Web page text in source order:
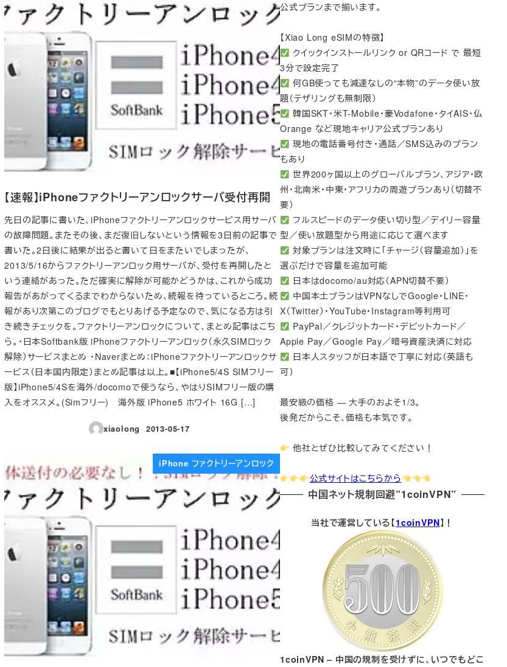
【速報】iPhoneファクトリーアンロックサーバ受付再開
先日の記事に書いた、iPhoneファクトリーアンロックサービス用サーバ
の故障問題。またその後、まだ復旧しないという情報を3日前の記事で
書いた。2日後に結果が出ると書いて日をまたいでしまったが、
2013/5/16からファクトリーアンロック用サーバが、受付を再開したと
いう連絡があった。ただ確実に解除が可能かどうかは、これから成功
報告があがってくるまでわからないため、続報を待っているところ。続
報があり次第このブログでもとりあげる予定なので、気になる方は引
き続きチェックを。ファクトリーアンロックについて、まとめ記事はこち
ら。・日本Softbank版 iPhoneファクトリーアンロック（永久SIMロック
解除）サービスまとめ ・Naverまとめ：iPhoneファクトリーアンロックサ
ービス（日本国内限定）まとめ記事は以上。■【iPhone5/4S SIMフリー
版】iPhone5/4Sを海外/docomoで使うなら、やはりSIMフリー版の購
入をオススメ。(Simフリー) 海外版 iPhone5 ホワイト 16G […]
xiaolong
投稿日
2013-05-17
iPhone ファクトリーアンロック
公式プランまで揃います。
【Xiao Long eSIMの特徴】
クイックインストールリンク or QRコード で 最短
3分で設定完了
何GB使っても減速なしの“本物”のデータ使い放
題（テザリングも無制限）
韓国SKT・米T-Mobile・豪Vodafone・タイAIS・仏
Orange など現地キャリア公式プランあり
現地の電話番号付き・通話／SMS込みのプラン
もあり
世界200ヶ国以上のグローバルプラン、アジア・欧
州・北南米・中東・アフリカの周遊プランあり（切替不
要）
フルスピードのデータ使い切り型／デイリー容量
型／使い放題型から用途に応じて選べます
対象プランは注文時に「チャージ（容量追加）」を
選ぶだけで容量を追加可能
日本はdocomo/au対応（APN切替不要）
中国本土プランはVPNなしでGoogle・LINE・
X（Twitter）・YouTube・Instagram等利用可
PayPal／クレジットカード・デビットカード／
Apple Pay／Google Pay／暗号資産決済に対応
日本人スタッフが日本語で丁寧に対応（英語も
可）
最安級の価格 — 大手のおよそ1/3。
後発だからこそ、価格も本気です。
他社とぜひ比較してみてください！
公式サイトはこちらから
中国ネット規制回避”1coinVPN”
当社で運営している【1coinVPN】！
1coinVPN – 中国の規制を受けずに、いつでもどこ